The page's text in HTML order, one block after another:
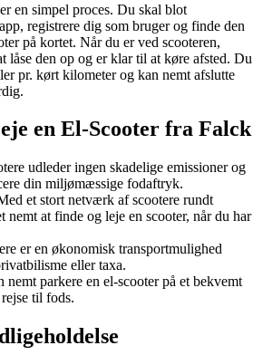
en simpel proces. Du skal blot
registrere dig som bruger og finde den
på kortet. Når du er ved scooteren,
låse den op og er klar til at køre afsted. Du
pr. kørt kilometer og kan nemt afslutte
en El-Scooter fra Falck
udleder ingen skadelige emissioner og
din miljømæssige fodaftryk.
et stort netværk af scootere rundt
nemt at finde og leje en scooter, når du har
er en økonomisk transportmulighed
eller taxa.
nemt parkere en el-scooter på et bekvemt
til fods.